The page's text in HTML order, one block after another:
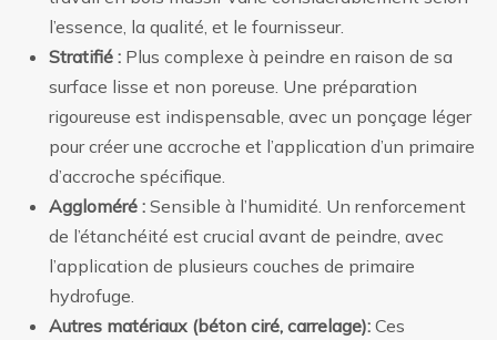
l’essence, la qualité, et le fournisseur.
Stratifié : Plus complexe à peindre en raison de sa
surface lisse et non poreuse. Une préparation
rigoureuse est indispensable, avec un ponçage léger
pour créer une accroche et l’application d’un primaire
d’accroche spécifique.
Aggloméré : Sensible à l’humidité. Un renforcement
de l’étanchéité est crucial avant de peindre, avec
l’application de plusieurs couches de primaire
hydrofuge.
Autres matériaux (béton ciré, carrelage): Ces